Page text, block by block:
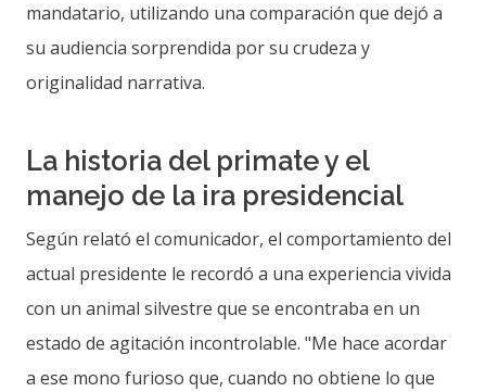
mandatario, utilizando una comparación que dejó a
su audiencia sorprendida por su crudeza y
originalidad narrativa.
La historia del primate y el
manejo de la ira presidencial
Según relató el comunicador, el comportamiento del
actual presidente le recordó a una experiencia vivida
con un animal silvestre que se encontraba en un
estado de agitación incontrolable. "Me hace acordar
a ese mono furioso que, cuando no obtiene lo que